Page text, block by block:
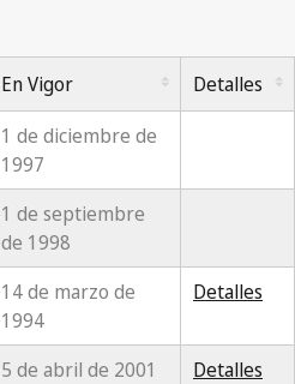
En Vigor
Detalles
1 de diciembre de
1997
1 de septiembre
de 1998
14 de marzo de
1994
Detalles
5 de abril de 2001 Detalles